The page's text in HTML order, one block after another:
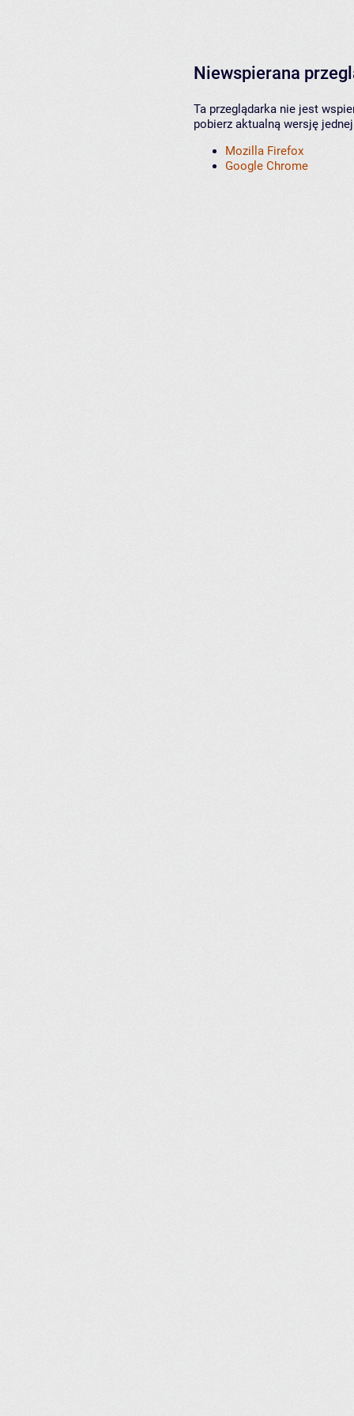
Niewspierana
Ta przeglądarka nie jest
pobierz aktualną wersję
Mozilla Firefox
Google Chrome